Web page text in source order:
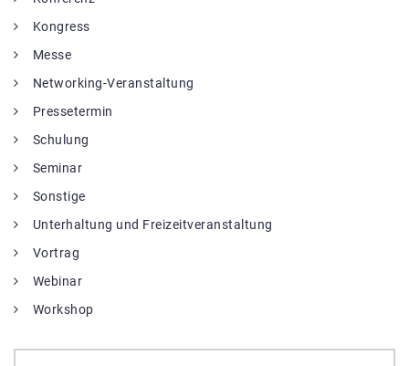
Kongress
Messe
Networking-Veranstaltung
Pressetermin
Schulung
Seminar
Sonstige
Unterhaltung und Freizeitveranstaltung
Vortrag
Webinar
Workshop